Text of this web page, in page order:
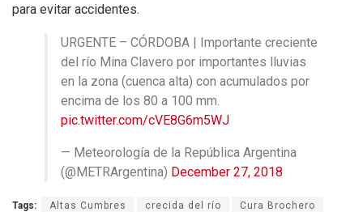
para evitar accidentes.
URGENTE – CÓRDOBA | Importante creciente
del río Mina Clavero por importantes lluvias
en la zona (cuenca alta) con acumulados por
encima de los 80 a 100 mm.
pic.twitter.com/cVE8G6m5WJ
— Meteorología de la República Argentina
(@METRArgentina) December 27, 2018
Tags: Altas Cumbres crecida del río Cura Brochero